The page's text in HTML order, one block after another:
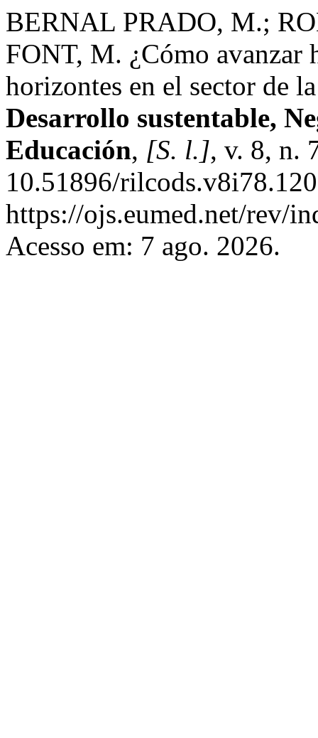
BERNAL PRADO, M.;
FONT, M. ¿Cómo avanzar
horizontes en el sector de
Desarrollo sustentable,
Educación, [S. l.], v. 8, n.
10.51896/
https://ojs.eumed.net/rev/
Acesso em: 7 ago. 2026.